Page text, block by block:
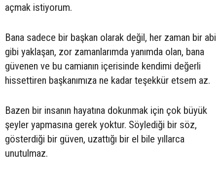
açmak istiyorum.
Bana sadece bir başkan olarak değil, her zaman bir abi
gibi yaklaşan, zor zamanlarımda yanımda olan, bana
güvenen ve bu camianın içerisinde kendimi değerli
hissettiren başkanımıza ne kadar teşekkür etsem az.
Bazen bir insanın hayatına dokunmak için çok büyük
şeyler yapmasına gerek yoktur. Söylediği bir söz,
gösterdiği bir güven, uzattığı bir el bile yıllarca
unutulmaz.